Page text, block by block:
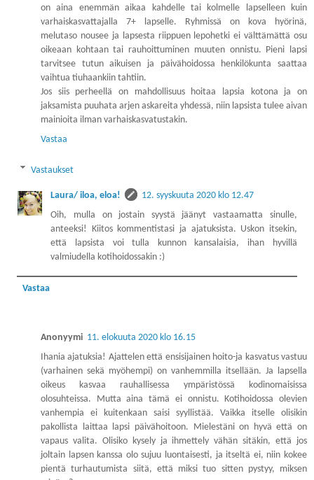
on aina enemmän aikaa kahdelle tai kolmelle lapselleen kuin
varhaiskasvattajalla 7+ lapselle. Ryhmissä on kova hyörinä,
melutaso nousee ja lapsesta riippuen lepohetki ei välttämättä osu
oikeaan kohtaan tai rauhoittuminen muuten onnistu. Pieni lapsi
tarvitsee tutun aikuisen ja päivähoidossa henkilökunta saattaa
vaihtua tiuhaankiin tahtiin.
Jos siis perheellä on mahdollisuus hoitaa lapsia kotona ja on
jaksamista puuhata arjen askareita yhdessä, niin lapsista tulee aivan
mainioita ilman varhaiskasvatustakin.
Vastaa
Vastaukset
Laura/ iloa, eloa!
12. syyskuuta 2020 klo 12.47
Oih, mulla on jostain syystä jäänyt vastaamatta sinulle,
anteeksi! Kiitos kommentistasi ja ajatuksista. Uskon itsekin,
että lapsista voi tulla kunnon kansalaisia, ihan hyvillä
valmiudella kotihoidossakin :)
Vastaa
Anonyymi 11. elokuuta 2020 klo 16.15
Ihania ajatuksia! Ajattelen että ensisijainen hoito-ja kasvatus vastuu
(varhainen sekä myöhempi) on vanhemmilla itsellään. Ja lapsella
oikeus kasvaa rauhallisessa ympäristössä kodinomaisissa
olosuhteissa. Mutta aina tämä ei onnistu. Kotihoidossa olevien
vanhempia ei kuitenkaan saisi syyllistää. Vaikka itselle olisikin
pakollista laittaa lapsi päivähoitoon. Mielestäni on hyvä että on
vapaus valita. Olisiko kysely ja ihmettely vähän sitäkin, että jos
joltain lapsen kanssa olo sujuu luontaisesti, ja itseltä ei, niin kokee
pientä turhautumista siitä, että miksi tuo sitten pystyy, miksen